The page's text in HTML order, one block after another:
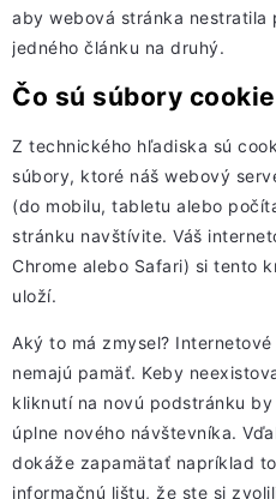
aby webová stránka nestratila
jedného článku na druhý.
Čo sú súbory
Z technického hľadiska sú
súbory, ktoré náš webový
(do mobilu, tabletu alebo
stránku navštívite. Váš
Chrome alebo Safari) si tento
uloží.
Aký to má zmysel?
nemajú pamäť. Keby
kliknutí na novú podstránku
úplne nového návštevníka.
dokáže zapamätať napríklad
informačnú lištu, že ste si